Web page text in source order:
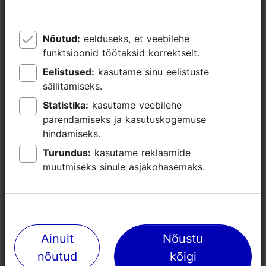
Lähedalasuvad kohad
Nõutud:
funktsioonid töötaksid korrektselt.
Eelistused:
säilitamiseks.
Statistika:
parendamiseks ja kasutuskogemuse
hindamiseks.
Turundus:
muutmiseks sinule asjakohasemaks.
Ainult
nõutud
Nõustu
kõigi
Nõutud:
funktsioonid töötaksid korrektselt.
Eelistused:
säilitamiseks.
Statistika:
parendamiseks ja kasutuskogemuse
hindamiseks.
Turundus:
muutmiseks sinule asjakohasemaks.
Ainult
nõutud
Nõustu
kõigi